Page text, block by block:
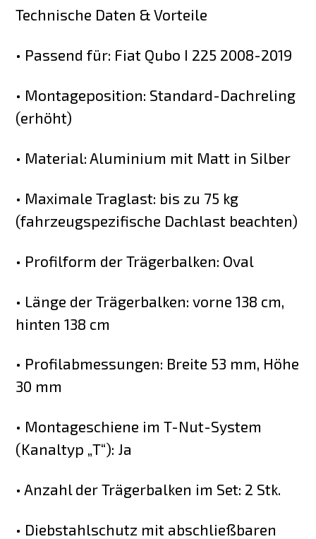
Technische Daten & Vorteile
• Passend für: Fiat Qubo I 225 2008-2019
• Montageposition: Standard-Dachreling
(erhöht)
• Material: Aluminium mit Matt in Silber
• Maximale Traglast: bis zu 75 kg
(fahrzeugspezifische Dachlast beachten)
• Profilform der Trägerbalken: Oval
• Länge der Trägerbalken: vorne 138 cm,
hinten 138 cm
• Profilabmessungen: Breite 53 mm, Höhe
30 mm
• Montageschiene im T-Nut-System
(Kanaltyp „T“): Ja
• Anzahl der Trägerbalken im Set: 2 Stk.
• Diebstahlschutz mit abschließbaren